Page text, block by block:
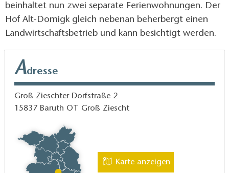
beinhaltet nun zwei separate Ferienwohnungen. Der
Hof Alt-Domigk gleich nebenan beherbergt einen
Landwirtschaftsbetrieb und kann besichtigt werden.
Adresse
Groß Zieschter Dorfstraße 2
15837 Baruth OT Groß Ziescht
Karte anzeigen